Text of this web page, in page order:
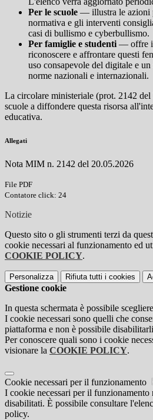
Per le scuole — illustra le azioni
normativa e gli interventi
casi di bullismo e cyberbullismo.
Per famiglie e studenti — offre
riconoscere e affrontare questi
uso consapevole del digitale e
norme nazionali e internazionali.
La circolare ministeriale (prot. 2142
scuole a diffondere questa risorsa
educativa.
Allegati
Nota MIM n. 2142 del 20.05.2026
File PDF
Contatore click: 24
Notizie
Questo sito o gli strumenti terzi da
cookie necessari al funzionamento ed
COOKIE POLICY.
Personalizza Rifiuta tutti i cookies
Gestione cookie
In questa schermata è possibile
I cookie necessari sono quelli che
piattaforma e non è possibile
Per conoscere quali sono i cookie
visionare la COOKIE POLICY.
Cookie necessari per il funzionamento
I cookie necessari per il funzionamento
disabilitati. È possibile consultare
policy.